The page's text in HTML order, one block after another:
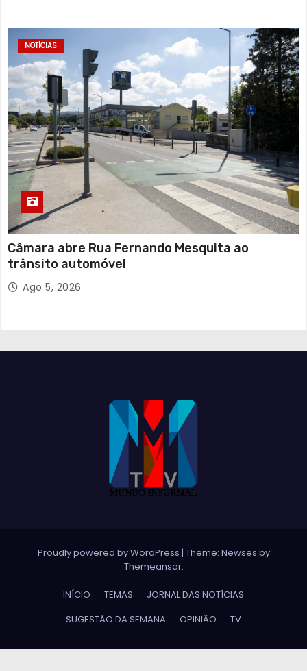
NOTÍCIAS
Câmara abre Rua Fernando Mesquita ao
trânsito automóvel
Ago 5, 2026
Proudly powered by WordPress | Theme: Newses by
Themeansar.
INÍCIO TEMAS
JORNAL DAS NOTÍCIAS
SUGESTÃO DA SEMANA
OPINIÃO TV